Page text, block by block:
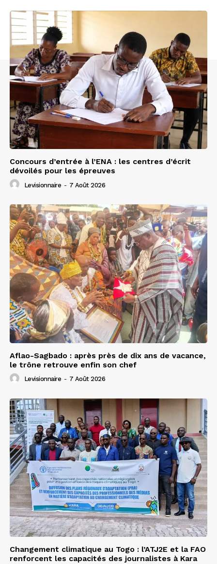
Concours d’entrée à l’ENA : les centres d’écrit
dévoilés pour les épreuves
Levisionnaire - 7 Août 2026
Aflao-Sagbado : après près de dix ans de vacance,
le trône retrouve enfin son chef
Levisionnaire - 7 Août 2026
Changement climatique au Togo : l’ATJ2E et la FAO
renforcent les capacités des journalistes à Kara